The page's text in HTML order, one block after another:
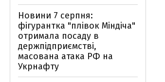
Новини 7 серпня:
фігурантка "плівок Міндіча"
отримала посаду в
держпідприємстві,
масована атака РФ на
Укрнафту